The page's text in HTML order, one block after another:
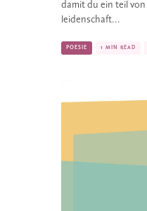
damit du ein teil
leidenschaft...
POESIE 1 MIN READ